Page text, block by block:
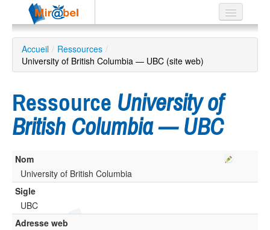
Le réseau
Soutien
avancée
EN
ES
?
Accueil / Ressources /
University of British Columbia — UBC (site web)
Ressource University of
British Columbia — UBC
Nom
University of British Columbia
Sigle
UBC
Adresse web